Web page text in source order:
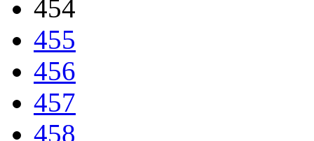
454
455
456
457
458